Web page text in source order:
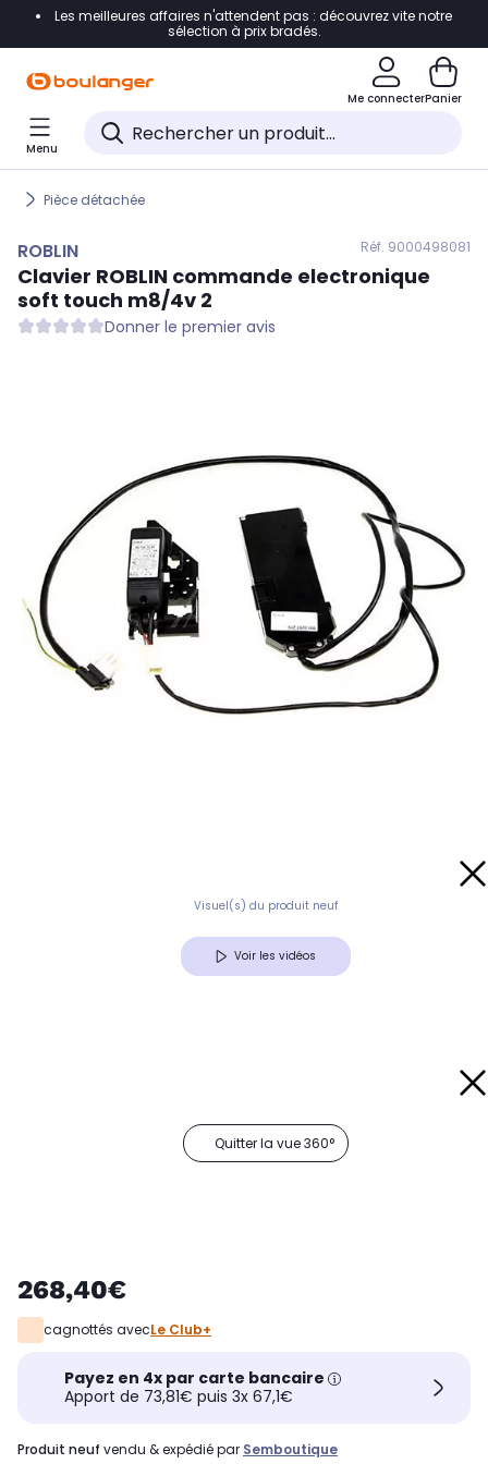
Accéder directement à la navigation
Accéder directement au pied de page
Accéder directement au chatbot
Les meilleures affaires n'attendent pas : découvrez vite notre
sélection à prix bradés.
Me connecterPanier
Menu
Pièce détachée
ROBLIN Réf. 9000498081
Clavier ROBLIN commande electronique
soft touch m8/4v 2
Donner le premier avis
Visuel(s) du produit neuf
Voir les vidéos
Quitter la vue 360°
268,40€
cagnottés avecLe Club+
Payez en 4x par carte bancaire
Apport de 73,81€ puis 3x 67,1€
produit neuf vendu & expédié par Semboutique